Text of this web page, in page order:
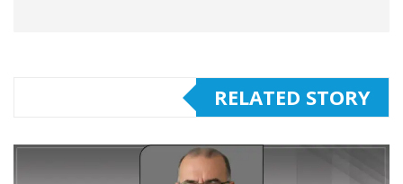
RELATED STORY